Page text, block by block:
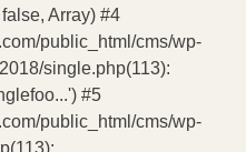
Array) #4
public_html/cms/wp-
single.php(113):
#5
public_html/cms/wp-